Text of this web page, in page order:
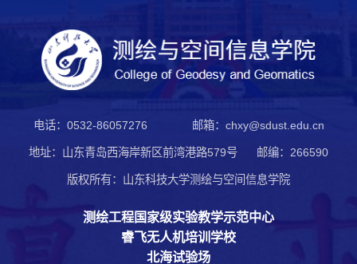
电话：0532-86057276 邮箱：chxy@sdust.edu.cn
地址：山东青岛西海岸新区前湾港路579号 邮编：266590
版权所有：山东科技大学测绘与空间信息学院
测绘工程国家级实验教学示范中心
睿飞无人机培训学校
北海试验场